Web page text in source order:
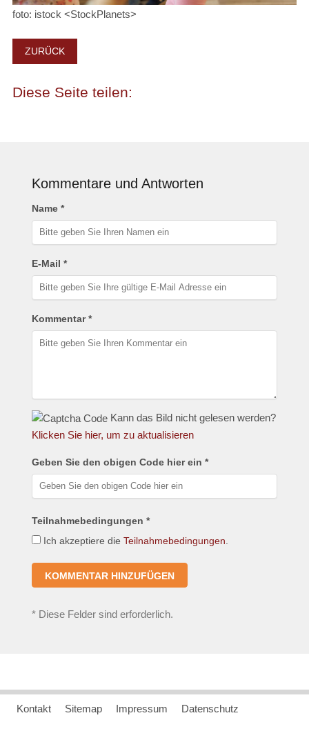
foto: istock <StockPlanets>
ZURÜCK
Kommentare und Antworten
Name *
E-Mail *
Kommentar *
Kann das Bild nicht gelesen werden?
Klicken Sie hier, um zu aktualisieren
Geben Sie den obigen Code hier ein *
Teilnahmebedingungen *
Ich akzeptiere die Teilnahmebedingungen
*Diese Felder sind erforderlich.
Kontakt Sitemap Impressum Datenschutz